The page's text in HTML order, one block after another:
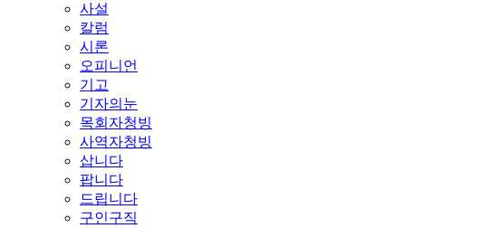
사설
칼럼
시론
오피니언
기고
기자의눈
목회자청빙
사역자청빙
삽니다
팝니다
드립니다
구인구직